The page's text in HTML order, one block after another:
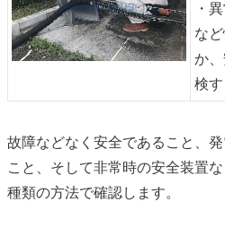
・
な
か
検す
故障などなく安全であること、
こと、そして非常時の安全装置
種類の方法で確認します。